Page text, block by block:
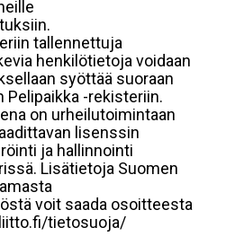
tallennettuja
henkilötietoja voidaan
syöttää suoraan
Pelipaikka -rekisteriin.
on urheilutoimintaan
lisenssin
ja hallinnointi
Lisätietoja Suomen
voit saada osoitteesta
tietosuoja/